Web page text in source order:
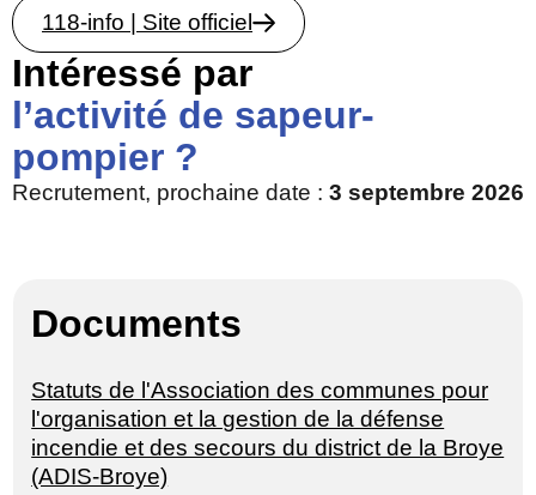
118-info | Site officiel
Intéressé par
l’activité de sapeur-
pompier ?
Recrutement, prochaine date : 3 septembre 2026
Documents
Statuts de l'Association des communes pour
l'organisation et la gestion de la défense
incendie et des secours du district de la Broye
(ADIS-Broye)